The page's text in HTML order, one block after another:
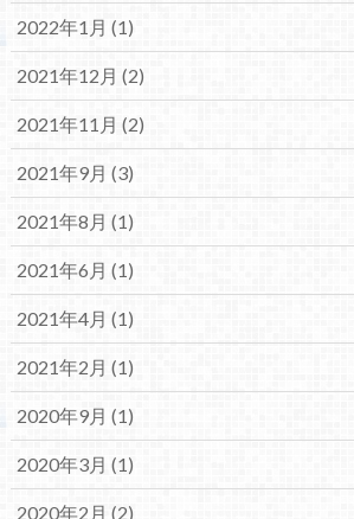
2022年1月 (1)
2021年12月 (2)
2021年11月 (2)
2021年9月 (3)
2021年8月 (1)
2021年6月 (1)
2021年4月 (1)
2021年2月 (1)
2020年9月 (1)
2020年3月 (1)
2020年2月 (2)